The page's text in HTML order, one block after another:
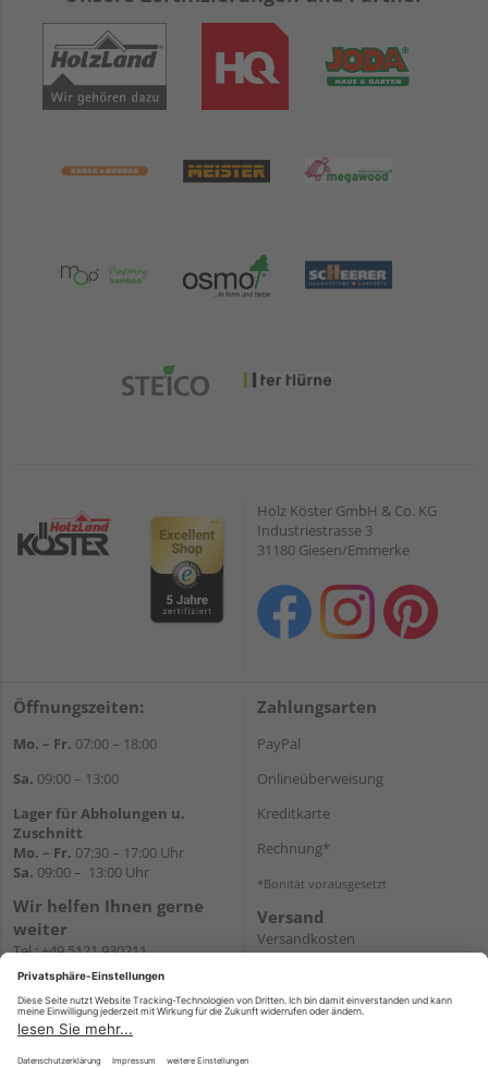
Holz Köster GmbH & Co. KG
Industriestrasse 3
31180 Giesen/Emmerke
Öffnungszeiten:
Mo. – Fr. 07:00 – 18:00
Sa. 09:00 – 13:00
Lager für Abholungen u.
Zuschnitt
Mo. – Fr. 07:30 – 17:00 Uhr
Sa. 09:00 – 13:00 Uhr
Wir helfen Ihnen gerne
weiter
Tel.:+49 5121 930211
E-Mail:holzlandshop@holzland-
Newsletter
Zahlungsarten
PayPal
Onlineüberweisung
Kreditkarte
Rechnung*
*Bonität vorausgesetzt
Versand
Versandkosten